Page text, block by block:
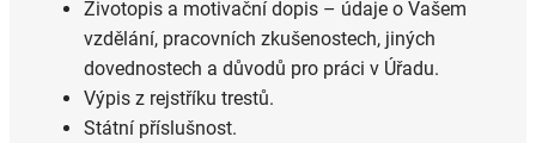
Životopis a motivační dopis – údaje o Vašem
vzdělání, pracovních zkušenostech, jiných
dovednostech a důvodů pro práci v Úřadu.
Výpis z rejstříku trestů.
Státní příslušnost.